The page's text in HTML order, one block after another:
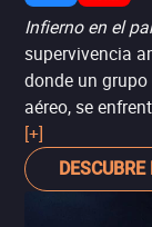
Infierno en el
supervivencia
donde un
aéreo, se
mutantes,
una narrativa
en su intento
duelo por la
[+]